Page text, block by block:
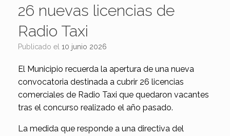
26 nuevas licencias de
Radio Taxi
Publicado el 10 junio 2026
El Municipio recuerda la apertura de una nueva
convocatoria destinada a cubrir 26 licencias
comerciales de Radio Taxi que quedaron vacantes
tras el concurso realizado el año pasado.
La medida que responde a una directiva del